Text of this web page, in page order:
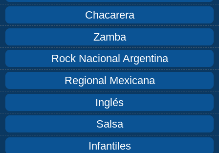
Chacarera
Zamba
Rock Nacional Argentina
Regional Mexicana
Inglés
Salsa
Infantiles